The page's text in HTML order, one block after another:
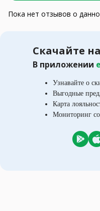
Пока нет отзывов о
Скачайте
В приложении
Узнавайте о
Выгодные
Карта
Мониторинг